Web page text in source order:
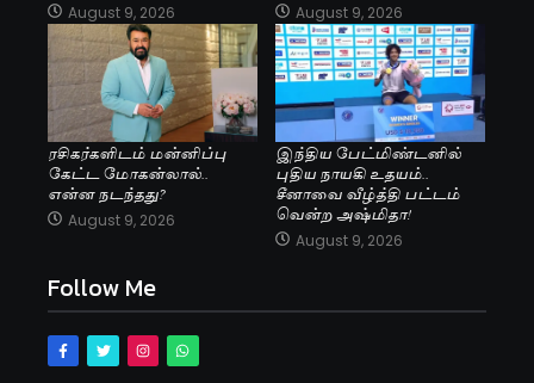
August 9, 2026 August 9, 2026
ரசிகர்களிடம் மன்னிப்பு
கேட்ட மோகன்லால்..
என்ன நடந்தது?
August 9, 2026
இந்திய பேட்மிண்டனில்
புதிய நாயகி உதயம்..
சீனாவை வீழ்த்தி பட்டம்
வென்ற அஷ்மிதா!
August 9, 2026
Follow Me